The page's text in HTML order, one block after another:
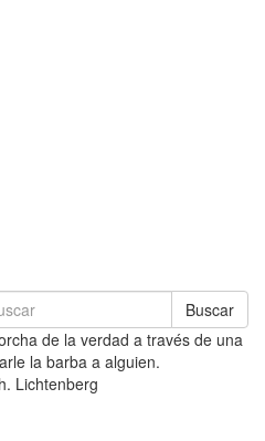
Buscar
de la verdad a través de una
la barba a alguien.
Lichtenberg